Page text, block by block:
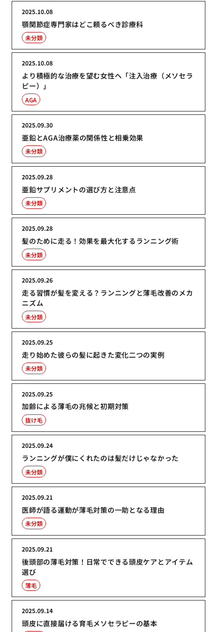
顎関節症専門家はどこ頼るべき診療科
2025.10.08
未分類
より積極的な治療を望む女性へ「注入治療（メソセラ
ピー）」
2025.10.08
AGA
亜鉛とAGA治療薬の関係性と相乗効果
2025.09.30
未分類
亜鉛サプリメントの選び方と注意点
2025.09.28
未分類
髪のために走る！効果を最大化するランニング術
2025.09.28
未分類
走る習慣が髪を変える？ランニングと薄毛改善のメカ
ニズム
2025.09.26
未分類
走り始めた彼らの髪に起きた変化二つの実例
2025.09.25
未分類
加齢による薄毛の兆候と初期対策
2025.09.25
抜け毛
ランニングが僕にくれたのは髪だけじゃなかった
2025.09.24
未分類
医師が語る運動が薄毛対策の一助となる理由
2025.09.21
未分類
後頭部の薄毛対策！日常でできる頭皮ケアとアイテム
選び
2025.09.21
薄毛
頭皮に直接届ける育毛メソセラピーの基本
2025.09.14